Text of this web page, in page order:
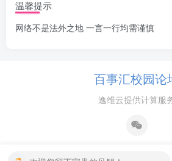
温馨提示
网络不是法外之地 一言一行均需谨慎
百事汇校园论
逸维云提供计算服